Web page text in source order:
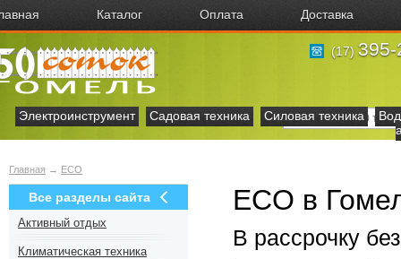
Каталог Оплата Доставка
(17) 395-
Электроинструмент Садовая техника Силовая техника
Главная → ECO
Все разделы сайта
Активный отдых
Климатическая техника
ECO в
В рассрочку